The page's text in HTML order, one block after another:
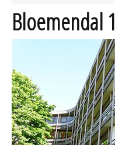
Bloemendal 1